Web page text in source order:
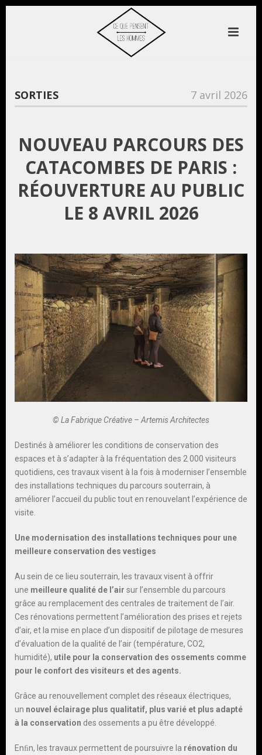
SORTIES 7 avril 2026
NOUVEAU PARCOURS DES
CATACOMBES DE PARIS :
RÉOUVERTURE AU PUBLIC
LE 8 AVRIL 2026
© La Fabrique Créative – Artemis Architectes
Destinés à améliorer les conditions de conservation des
espaces et à s’adapter à la fréquentation des 2 000 visiteurs
quotidiens, ces travaux visent à la fois à moderniser l’ensemble
des installations techniques du parcours souterrain, à
améliorer l’accueil du public tout en renouvelant l’expérience de
visite.
Une modernisation des installations techniques pour une
meilleure conservation des vestiges
Au sein de ce lieu souterrain, les travaux visent à offrir
une meilleure qualité de l’air sur l’ensemble du parcours
grâce au remplacement des centrales de traitement de l’air.
Ces rénovations permettent l’amélioration des prises et rejets
d’air, et la mise en place d’un dispositif de pilotage de mesures
d’évaluation de la qualité de l’air (température, CO2,
humidité), utile pour la conservation des ossements comme
pour le confort des visiteurs et des agents.
Grâce au renouvellement complet des réseaux électriques,
un nouvel éclairage plus qualitatif, plus varié et plus adapté
à la conservation des ossements a pu être développé.
Enﬁn, les travaux permettent de poursuivre la rénovation du